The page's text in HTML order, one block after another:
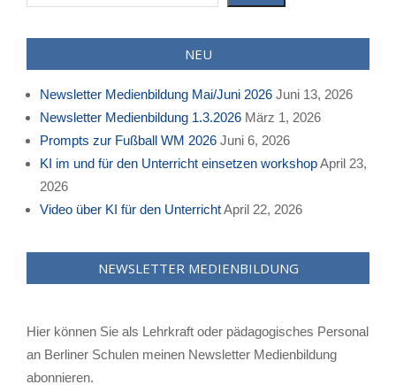
NEU
Newsletter Medienbildung Mai/Juni 2026 Juni 13, 2026
Newsletter Medienbildung 1.3.2026 März 1, 2026
Prompts zur Fußball WM 2026 Juni 6, 2026
KI im und für den Unterricht einsetzen workshopApril 23,
2026
Video über KI für den UnterrichtApril 22, 2026
NEWSLETTER MEDIENBILDUNG
Hier können Sie als Lehrkraft oder pädagogisches Personal
an Berliner Schulen meinen Newsletter Medienbildung
abonnieren.